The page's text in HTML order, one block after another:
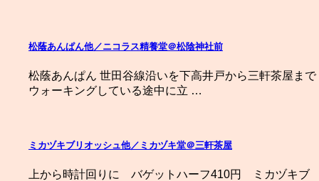
松蔭あんぱん他／ニコラス精養堂＠松陰神社前
松蔭あんぱん 世田谷線沿いを下高井戸から三軒茶屋まで
ウォーキングしている途中に立 …
ミカヅキブリオッシュ他／ミカヅキ堂＠三軒茶屋
上から時計回りに バゲットハーフ410円 ミカヅキブ